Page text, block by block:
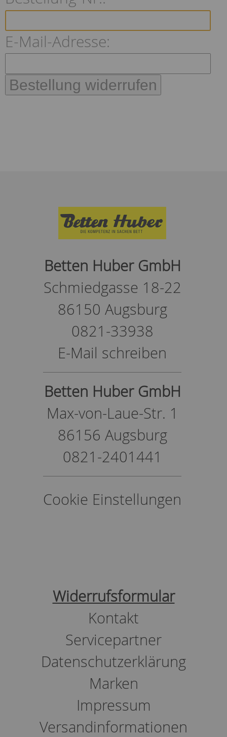
E-Mail-Adresse
Bestellung widerrufen
Betten Huber GmbH
Schmiedgasse 18-22
86150 Augsburg
0821-33938
E-Mail schreiben
Betten Huber GmbH
Max-von-Laue-Str. 1
86156 Augsburg
0821-2401441
Cookie Einstellungen
Widerrufsformular
Kontakt
Servicepartner
Datenschutzerklärung
Marken
Impressum
Versandinformationen